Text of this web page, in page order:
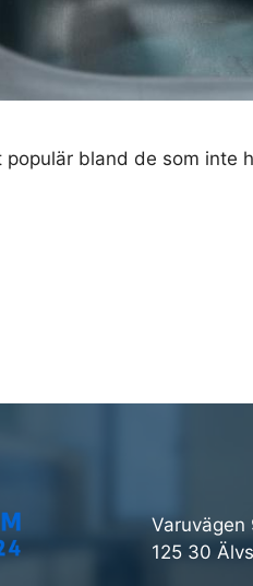
populär bland de som inte
Varuvägen
125 30